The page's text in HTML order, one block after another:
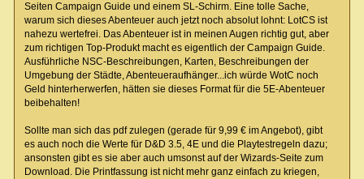
Seiten Campaign Guide und einem SL-Schirm. Eine tolle Sache,
warum sich dieses Abenteuer auch jetzt noch absolut lohnt: LotCS ist
nahezu wertefrei. Das Abenteuer ist in meinen Augen richtig gut, aber
zum richtigen Top-Produkt macht es eigentlich der Campaign Guide.
Ausführliche NSC-Beschreibungen, Karten, Beschreibungen der
Umgebung der Städte, Abenteueraufhänger...ich würde WotC noch
Geld hinterherwerfen, hätten sie dieses Format für die 5E-Abenteuer
beibehalten!
Sollte man sich das pdf zulegen (gerade für 9,99 € im Angebot), gibt
es auch noch die Werte für D&D 3.5, 4E und die Playtestregeln dazu;
ansonsten gibt es sie aber auch umsonst auf der Wizards-Seite zum
Download. Die Printfassung ist nicht mehr ganz einfach zu kriegen,